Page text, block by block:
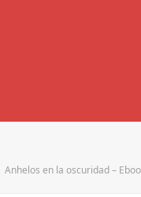
Anhelos en la oscuridad –